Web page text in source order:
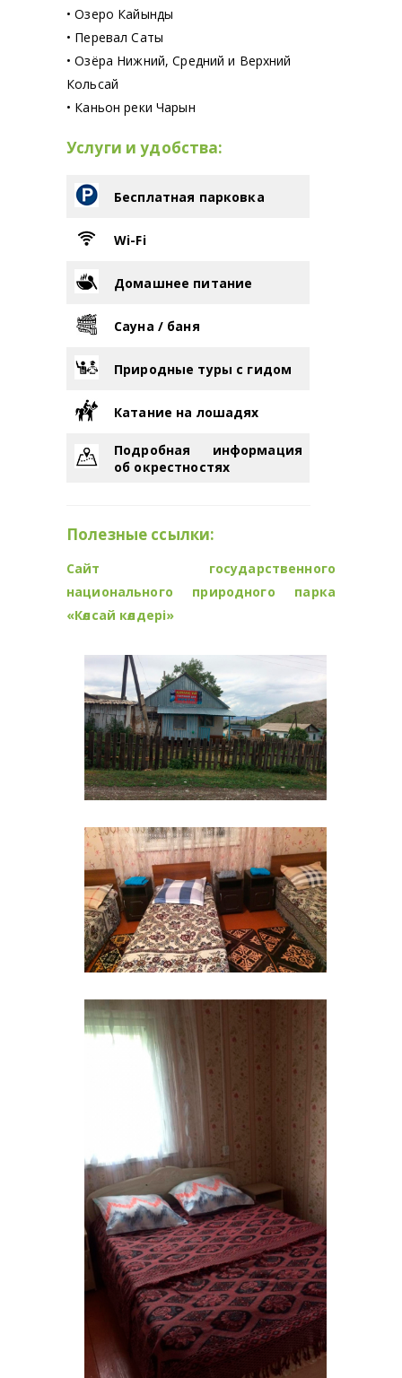
• Озеро Кайынды
• Перевал Саты
• Озёра Нижний, Средний и Верхний
Кольсай
• Каньон реки Чарын
Услуги и удобства:
Бесплатная парковка
Wi-Fi
Домашнее питание
Сауна / баня
Природные туры с гидом
Катание на лошадях
Подробная информация
об окрестностях
Полезные ссылки:
Сайт государственного
национального природного парка
«Көлсай көлдері»